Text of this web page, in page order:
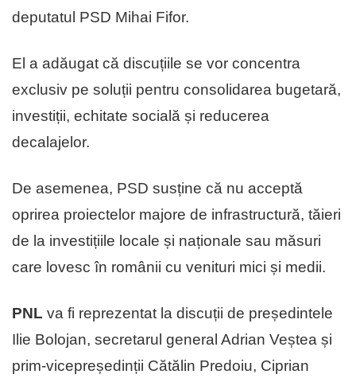
deputatul PSD Mihai Fifor.
El a adăugat că discuțiile se vor concentra
exclusiv pe soluții pentru consolidarea bugetară,
investiții, echitate socială și reducerea
decalajelor.
De asemenea, PSD susține că nu acceptă
oprirea proiectelor majore de infrastructură, tăieri
de la investițiile locale și naționale sau măsuri
care lovesc în românii cu venituri mici și medii.
PNL va fi reprezentat la discuții de președintele
Ilie Bolojan, secretarul general Adrian Veștea și
prim-vicepreședinții Cătălin Predoiu, Ciprian